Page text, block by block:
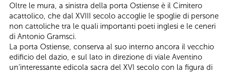
Oltre le mura, a sinistra della porta Ostiense è il Cimitero
acattolico, che dal XVIII secolo accoglie le spoglie di persone
non cattoliche tra le quali importanti poeti inglesi e le ceneri
di Antonio Gramsci.
La porta Ostiense, conserva al suo interno ancora il vecchio
edificio del dazio, e sul lato in direzione di viale Aventino
un’interessante edicola sacra del XVI secolo con la figura di